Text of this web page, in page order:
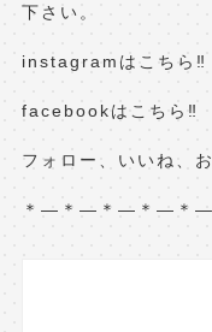
下さい。
instagramはこち
facebookはこちら
フォロー、いいね、
＊—＊—＊—＊—＊